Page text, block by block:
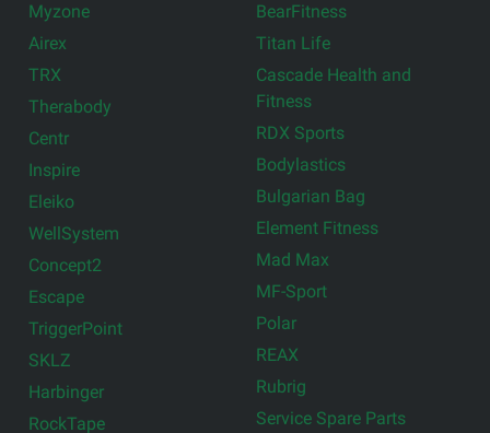
Myzone
Airex
TRX
Therabody
Centr
Inspire
Eleiko
WellSystem
Concept2
Escape
TriggerPoint
SKLZ
Harbinger
RockTape
BearFitness
Titan Life
Cascade Health and
Fitness
RDX Sports
Bodylastics
Bulgarian Bag
Element Fitness
Mad Max
MF-Sport
Polar
REAX
Rubrig
Service Spare Parts